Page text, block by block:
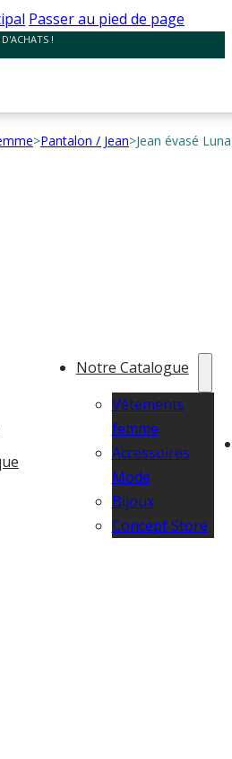
Passer au pied de page
!
Notre Catalogue
Vêtements
femme
Accessoires
Mode
Bijoux
Concept Store
>Pantalon / Jean>Jean évasé Luna